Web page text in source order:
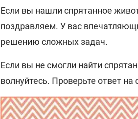
Если вы нашли спрятанное
поздравляем. У вас
решению сложных задач.
Если вы не смогли найти
волнуйтесь. Проверьте ответ